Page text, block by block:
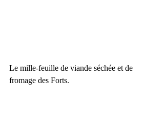
Le mille-feuille de viande séchée et de
fromage des Forts.